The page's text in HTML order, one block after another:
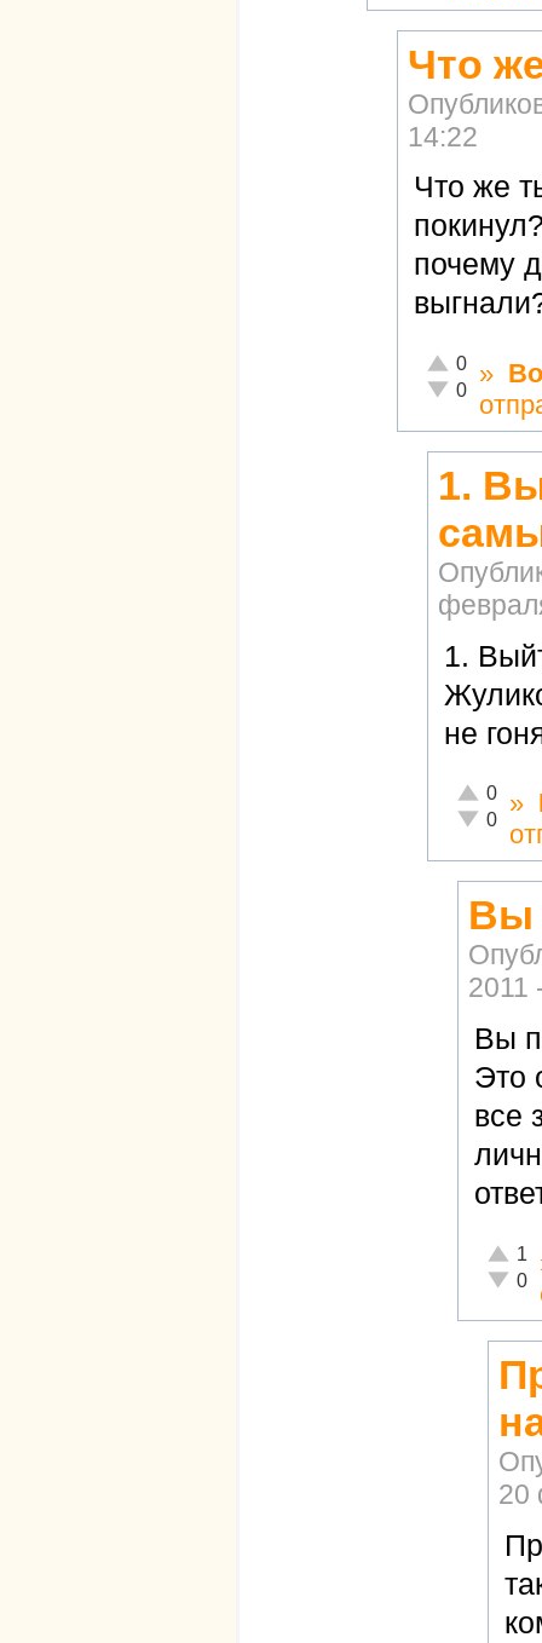
Что
14:22
Что же
почему
Отлично!
0
Неадекватно!
0
»
1.
1.
не
Отлично!
0
0
»
Вы
2011
Вы
Это
все
1
0
20